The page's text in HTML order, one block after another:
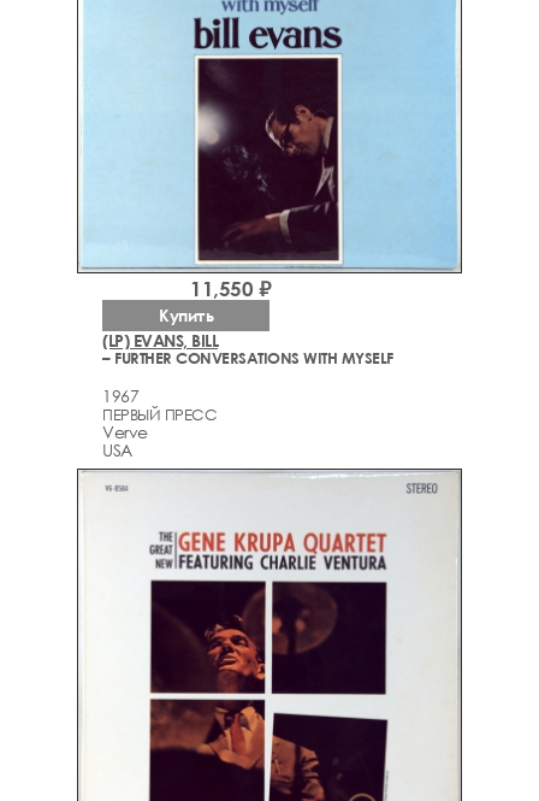
(LP) EVANS, BILL
– FURTHER CONVERSATIONS WITH MYSELF
1967
ПЕРВЫЙ ПРЕСС
Verve
USA
11,550 ₽
Купить